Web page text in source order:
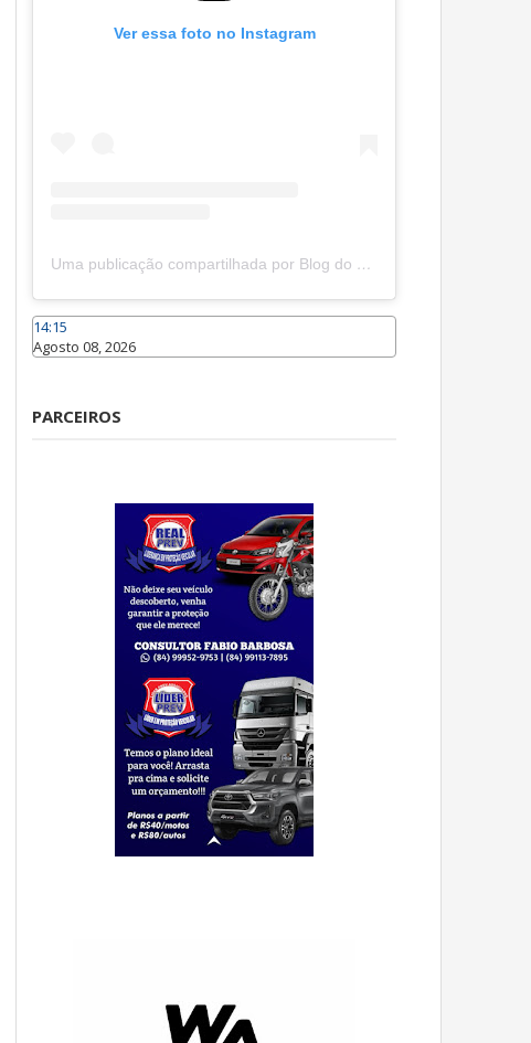
Ver essa foto no Instagram
Uma publicação compartilhada por Blog do João Marcolino (@joaomarcolinoneto)
14:15
Agosto 08, 2026
PARCEIROS